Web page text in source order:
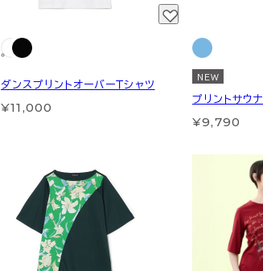
ダンスプリントオーバーＴシャツ
¥11,000
NEW
プリントサウ
¥9,790